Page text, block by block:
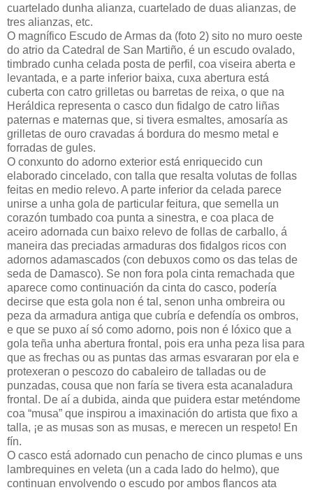
cuartelado dunha alianza, cuartelado de duas alianzas, de
tres alianzas, etc.
O magnífico Escudo de Armas da (foto 2) sito no muro oeste
do atrio da Catedral de San Martiño, é un escudo ovalado,
timbrado cunha celada posta de perfil, coa viseira aberta e
levantada, e a parte inferior baixa, cuxa abertura está
cuberta con catro grilletas ou barretas de reixa, o que na
Heráldica representa o casco dun fidalgo de catro liñas
paternas e maternas que, si tivera esmaltes, amosaría as
grilletas de ouro cravadas á bordura do mesmo metal e
forradas de gules.
O conxunto do adorno exterior está enriquecido cun
elaborado cincelado, con talla que resalta volutas de follas
feitas en medio relevo. A parte inferior da celada parece
unirse a unha gola de particular feitura, que semella un
corazón tumbado coa punta a sinestra, e coa placa de
aceiro adornada cun baixo relevo de follas de carballo, á
maneira das preciadas armaduras dos fidalgos ricos con
adornos adamascados (con debuxos como os das telas de
seda de Damasco). Se non fora pola cinta remachada que
aparece como continuación da cinta do casco, podería
decirse que esta gola non é tal, senon unha ombreira ou
peza da armadura antiga que cubría e defendía os ombros,
e que se puxo aí só como adorno, pois non é lóxico que a
gola teña unha abertura frontal, pois era unha peza lisa para
que as frechas ou as puntas das armas esvararan por ela e
protexeran o pescozo do cabaleiro de talladas ou de
punzadas, cousa que non faría se tivera esta acanaladura
frontal. De aí a dubida, ainda que puidera estar meténdome
coa “musa” que inspirou a imaxinación do artista que fixo a
talla, ¡e as musas son as musas, e merecen un respeto! En
fín.
O casco está adornado cun penacho de cinco plumas e uns
lambrequines en veleta (un a cada lado do helmo), que
continuan envolvendo o escudo por ambos flancos ata